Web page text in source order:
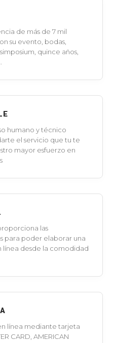
de más de 7 mil
su evento, bodas,
quince años,
humano y técnico
el servicio que tu te
mayor esfuerzo en
las
para poder elaborar una
línea desde la comodidad
línea mediante tarjeta
CARD, AMERICAN